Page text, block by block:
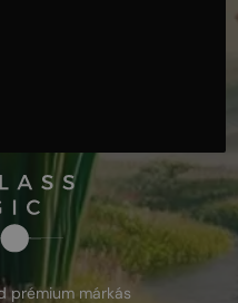
prémium márkás